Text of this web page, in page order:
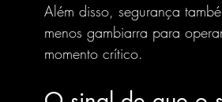
Além disso, segurança
menos gambiarra para
momento crítico.